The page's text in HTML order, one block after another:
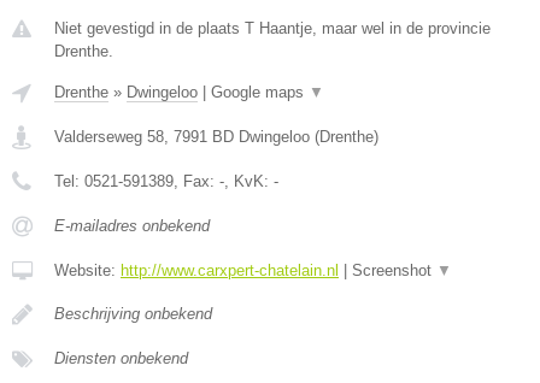
Niet gevestigd in de plaats T Haantje, maar wel in de provincie
Drenthe.
Drenthe » Dwingeloo | Google maps ▼
Valderseweg 58 7991 BD Dwingeloo (Drenthe)
Tel: 0521-591389 , Fax: - , KvK: -
E-mailadres onbekend
Website: http://www.carxpert-chatelain.nl | Screenshot ▼
Beschrijving onbekend
Diensten onbekend